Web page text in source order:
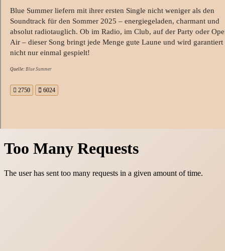
Blue Summer liefern mit ihrer ersten Single nicht weniger als den
Soundtrack für den Sommer 2025 – energiegeladen, charmant und
absolut radiotauglich. Ob im Radio, im Club, auf der Party oder
Air – dieser Song bringt jede Menge gute Laune und wird garantiert
nicht nur einmal gespielt!
Quelle: Blue Summer
2750 6024